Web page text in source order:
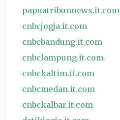
papuatribunnews.it.com
cnbcjogja.it.com
cnbcbandung.it.com
cnbclampung.it.com
cnbckaltim.it.com
cnbcmedan.it.com
cnbckalbar.it.com